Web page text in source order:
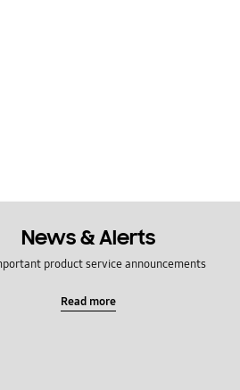
News & Alerts
product service announcements
Read more